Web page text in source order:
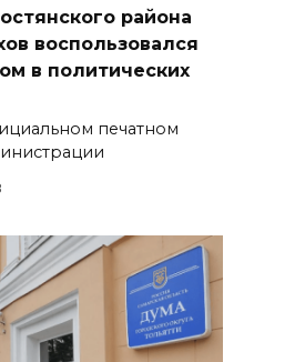
района
воспользовался
в политических
печатном